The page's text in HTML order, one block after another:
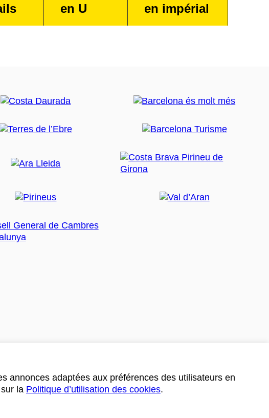
en U
en impérial
annonces adaptées aux préférences des utilisateurs en
la Politique d’utilisation des cookies.